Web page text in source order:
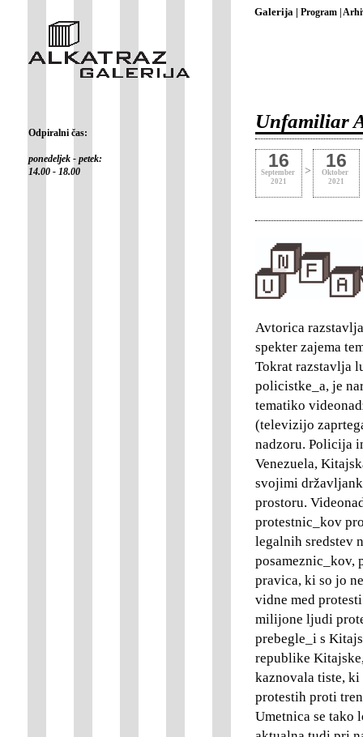
Galerija | Program |
Odpiralni čas:
ponedeljek - petek:
14.00 - 18.00
Unfamiliar
16
September
2021
> 16
Oktober
2021
Avtorica
spekter zajema
Tokrat razstavlja
policistke_a, je
tematiko
(televizijo
nadzoru. Policija
Venezuela,
svojimi
prostoru.
protestnic_kov
legalnih sredstev
posameznic_kov,
pravica, ki so jo
vidne med
milijone ljudi
prebegle_i s
republike
kaznovala tiste,
protestih proti
Umetnica se tako